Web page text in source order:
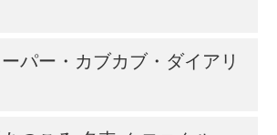
パー・カブカブ・ダイアリ